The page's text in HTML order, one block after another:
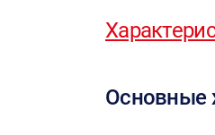
Основные